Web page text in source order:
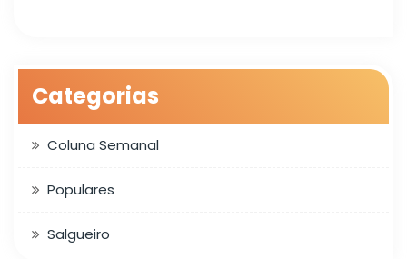
Categorias
Coluna Semanal
Populares
Salgueiro